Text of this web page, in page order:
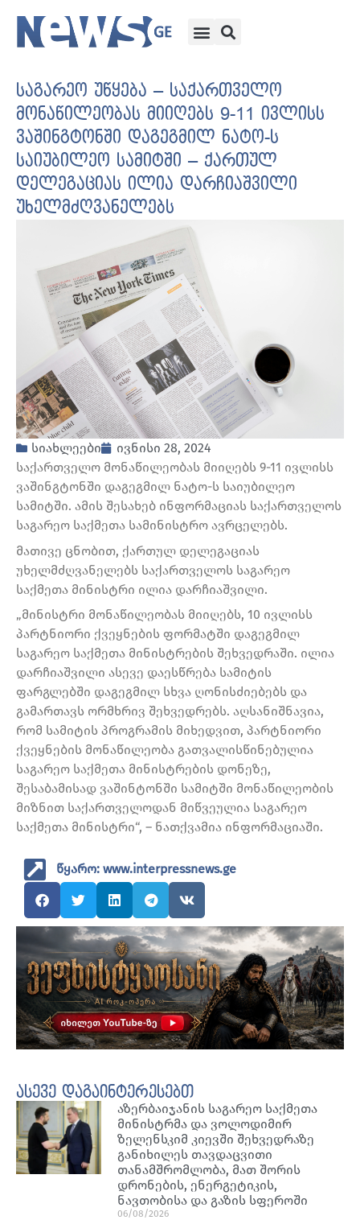
საგარეო უწყება – საქართველო
მონაწილეობას მიიღებს 9-11 ივლისს
ვაშინგტონში დაგეგმილ ნატო-ს
საიუბილეო სამიტში – ქართულ
დელეგაციას ილია დარჩიაშვილი
უხელმძღვანელებს
სიახლეები
ივნისი 28, 2024
საქართველო მონაწილეობას მიიღებს 9-11 ივლისს
ვაშინგტონში დაგეგმილ ნატო-ს საიუბილეო
სამიტში. ამის შესახებ ინფორმაციას საქართველოს
საგარეო საქმეთა სამინისტრო ავრცელებს.
მათივე ცნობით, ქართულ დელეგაციას
უხელმძღვანელებს საქართველოს საგარეო
საქმეთა მინისტრი ილია დარჩიაშვილი.
„მინისტრი მონაწილეობას მიიღებს, 10 ივლისს
პარტნიორი ქვეყნების ფორმატში დაგეგმილ
საგარეო საქმეთა მინისტრების შეხვედრაში. ილია
დარჩიაშვილი ასევე დაესწრება სამიტის
ფარგლებში დაგეგმილ სხვა ღონისძიებებს და
გამართავს ორმხრივ შეხვედრებს. აღსანიშნავია,
რომ სამიტის პროგრამის მიხედვით, პარტნიორი
ქვეყნების მონაწილეობა გათვალისწინებულია
საგარეო საქმეთა მინისტრების დონეზე,
შესაბამისად ვაშინტონში სამიტში მონაწილეობის
მიზნით საქართველოდან მიწვეულია საგარეო
საქმეთა მინისტრი“, – ნათქვამია ინფორმაციაში.
წყარო: www.interpressnews.ge
ასევე დაგაინტერესებთ
აზერბაიჯანის საგარეო საქმეთა
მინისტრმა და ვოლოდიმირ
ზელენსკიმ კიევში შეხვედრაზე
განიხილეს თავდაცვითი
თანამშრომლობა, მათ შორის
დრონების, ენერგეტიკის,
ნავთობისა და გაზის სფეროში
06/08/2026